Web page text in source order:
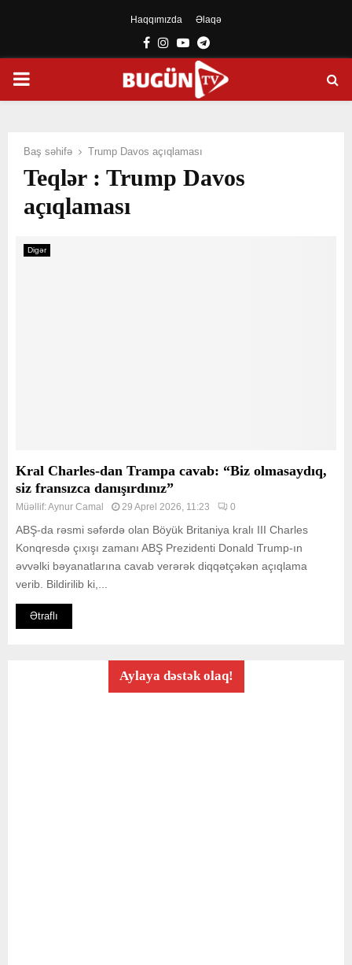
Haqqımızda Əlaqə
Facebook
Instagram
YoutubeTelegram
PRIMARY
Baş səhifə Trump Davos açıqlaması
Teqlər : Trump Davos
açıqlaması
Digər
Kral Charles-dan Trampa cavab: “Biz olmasaydıq,
siz fransızca danışırdınız”
Müəllif:Aynur Camal 29 Aprel 2026, 11:23 0
ABŞ-da rəsmi səfərdə olan Böyük Britaniya kralı III Charles
Konqresdə çıxışı zamanı ABŞ Prezidenti Donald Trump-ın
əvvəlki bəyanatlarına cavab verərək diqqətçəkən açıqlama
verib. Bildirilib ki,...
Ətraflı
Aylaya dəstək olaq!